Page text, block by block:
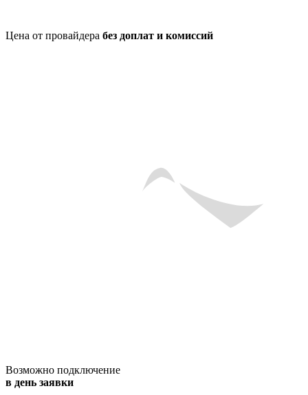
Цена от провайдера без доплат и комиссий
Возможно подключение
в день заявки